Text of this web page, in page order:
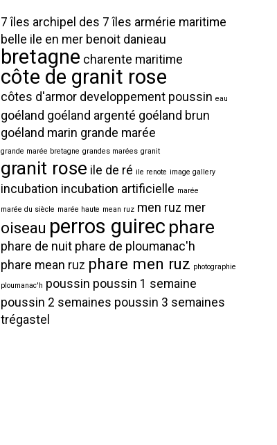
7 îles archipel des 7 îles armérie maritime
belle ile en mer benoit danieau
bretagne charente maritime
côte de granit rose
côtes d'armor developpement poussin eau
goéland goéland argenté goéland brun
goéland marin grande marée
grande marée bretagne grandes marées granit
granit rose ile de ré ile renote image gallery
incubation incubation artificielle marée
marée du siècle marée haute mean ruz men ruz mer
oiseau perros guirec phare
phare de nuit phare de ploumanac'h
phare mean ruz phare men ruz photographie
ploumanac'h poussin poussin 1 semaine
poussin 2 semaines poussin 3 semaines
trégastel